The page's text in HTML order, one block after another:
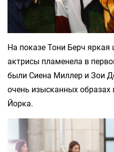
На показе Тони Берч
актрисы пламенела в
были Сиена Миллер и Зои
очень изысканных
Йорка.